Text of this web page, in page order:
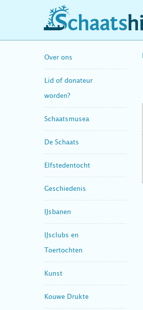
schaatshistorie.nl
Over ons
Lid of donateur
worden?
Schaatsmusea
De Schaats
Elfstedentocht
Geschiedenis
IJsbanen
IJsclubs en
Toertochten
Kunst
Kouwe Drukte